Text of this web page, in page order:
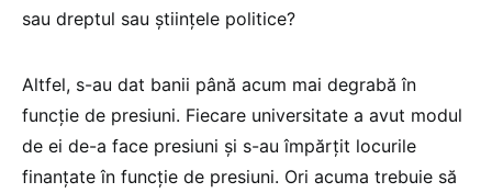
sau dreptul sau științele politice?
Altfel, s-au dat banii până acum mai degrabă în
funcție de presiuni. Fiecare universitate a avut modul
de ei de-a face presiuni și s-au împărțit locurile
finanțate în funcție de presiuni. Ori acuma trebuie să